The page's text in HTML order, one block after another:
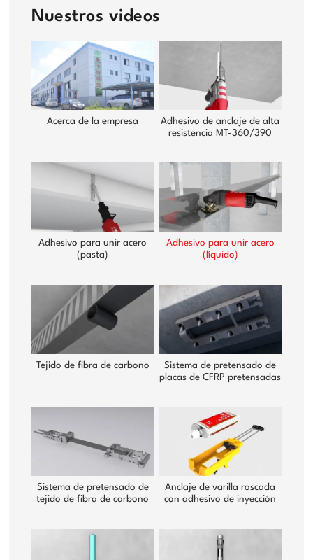
Nuestros videos
Acerca de la empresa
Adhesivo de anclaje de alta
resistencia MT-360/390
Adhesivo para unir acero
(pasta)
Adhesivo para unir acero
(líquido)
Tejido de fibra de carbono
Sistema de pretensado de
placas de CFRP pretensadas
Sistema de pretensado de
tejido de fibra de carbono
Anclaje de varilla roscada
con adhesivo de inyección